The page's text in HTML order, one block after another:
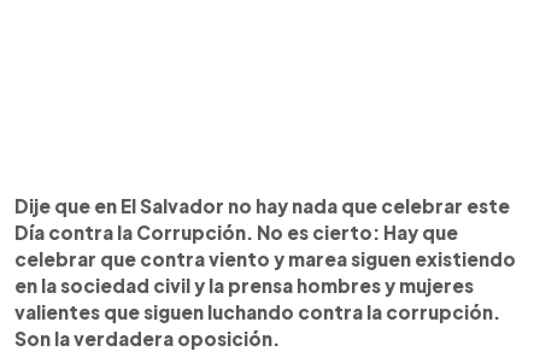
Dije que en El Salvador no hay nada que celebrar este
Día contra la Corrupción. No es cierto: Hay que
celebrar que contra viento y marea siguen existiendo
en la sociedad civil y la prensa hombres y mujeres
valientes que siguen luchando contra la corrupción.
Son la verdadera oposición.